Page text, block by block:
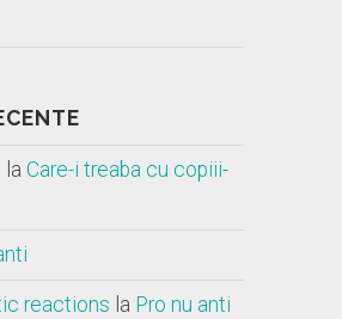
la Care-i treaba cu copiii-
reactions la Pro nu anti